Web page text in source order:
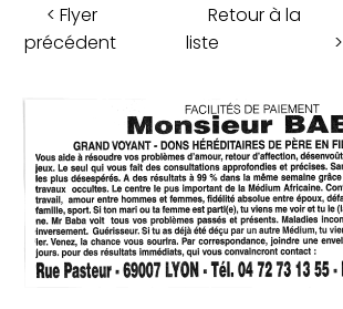
< Flyer
précédent
Retour à la
liste
>